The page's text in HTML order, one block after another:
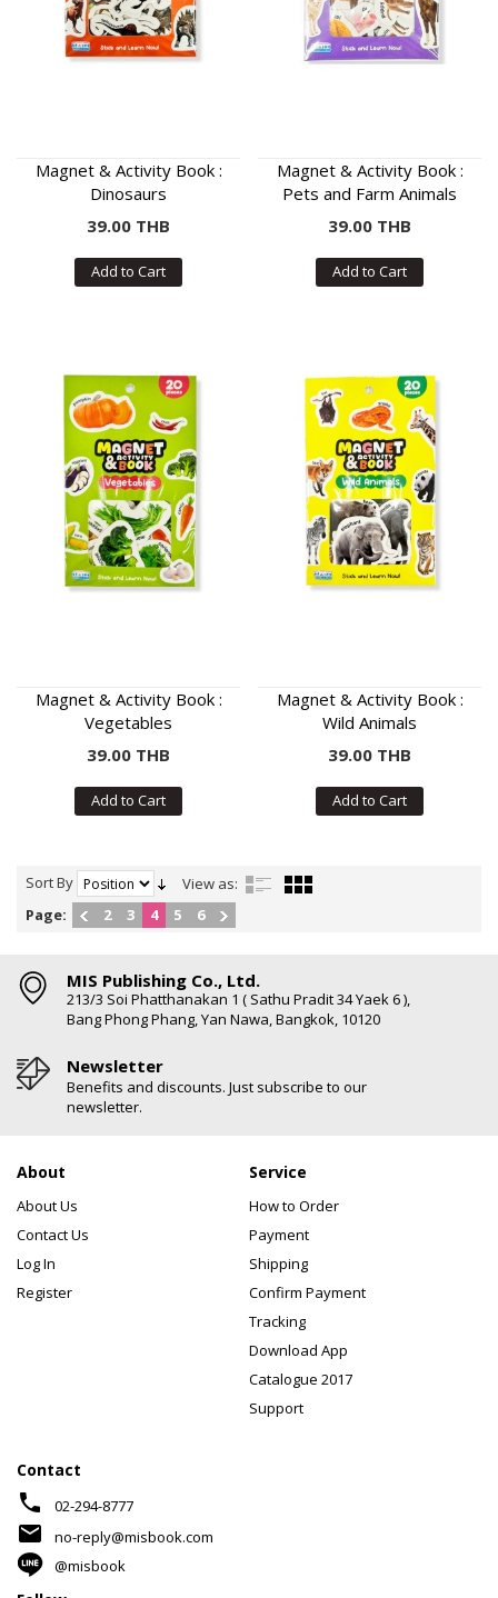
Magnet & Activity Book :
Dinosaurs
39.00 THB
Add to Cart
Magnet & Activity Book :
Pets and Farm Animals
39.00 THB
Add to Cart
Magnet & Activity Book :
Vegetables
39.00 THB
Add to Cart
Magnet & Activity Book :
Wild Animals
39.00 THB
Add to Cart
Sort By
View as:
Page:
2 3 4 5 6
MIS Publishing Co., Ltd.
213/3 Soi Phatthanakan 1 ( Sathu Pradit 34 Yaek 6 ),
Bang Phong Phang, Yan Nawa, Bangkok, 10120
Newsletter
Benefits and discounts. Just subscribe to our
newsletter.
About
About Us
Contact Us
Log In
Register
Service
How to Order
Payment
Shipping
Confirm Payment
Tracking
Download App
Catalogue 2017
Support
Contact
phone 02-294-8777
mail
no-reply@misbook.com
@misbook